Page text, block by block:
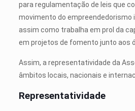
para regulamentação de leis que
movimento do empreendedorismo
assim como trabalha em prol da
em projetos de fomento junto aos
Assim, a representatividade da
âmbitos locais, nacionais e
Representatividade